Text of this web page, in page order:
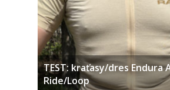
TEST: kraťasy/dres Endura
Ride/Loop